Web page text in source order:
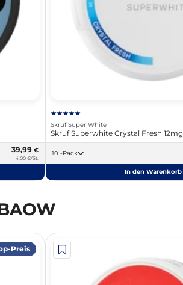
39,99 €
4,00 €/St.
Skruf Super White
Skruf Superwhite Crystal Fresh 12mg
10 -Pack
In den Warenkorb
Preis